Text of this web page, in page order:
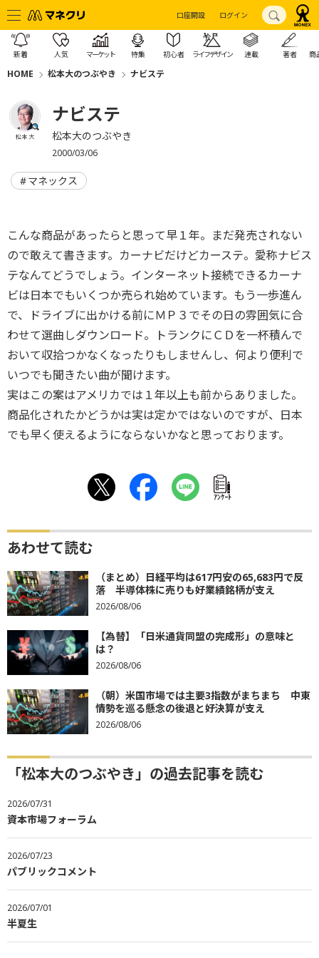
口座開設 ログイン
新着 人気 マーケット 特集 初心者 ライフデザイン 連載 著者 商
HOME 松本大のつぶやき ナビステ
松本 大
ナビステ
松本大のつぶやき
2000/03/06
マネックス
こんな商品があったらと思って早１年。まだ発売されない
ので敢えて書きます。カーナビだけどカーステ。愛称ナビス
テなんてどうでしょう。インターネット接続できるカーナ
ビは日本でもいくつか売られ始めています。もう一歩進ん
で、ドライブに出かける前にＭＰ３でその日の雰囲気に合
わせて選曲しダウンロード。トランクにＣＤを一杯積んで
おいて収拾つかなくなったりもしませんし、何より便利で
いつでも聞きたい曲が聞けます。
実はこの案はアメリカでは１年以上も前からありました。
商品化されたかどうかは実は定かではないのですが、日本
でも早く使えるようにならないかなと思っております。
ｱﾝｹｰﾄ
あわせて読む
（まとめ）日経平均は617円安の65,683円で反
落 半導体株に売りも好業績銘柄が支え
2026/08/06
【為替】「日米通貨同盟の完成形」の意味と
は？
2026/08/06
（朝）米国市場では主要3指数がまちまち 中東
情勢を巡る懸念の後退と好決算が支え
2026/08/06
「松本大のつぶやき」の過去記事を読む
2026/07/31
資本市場フォーラム
2026/07/23
パブリックコメント
2026/07/01
半夏生